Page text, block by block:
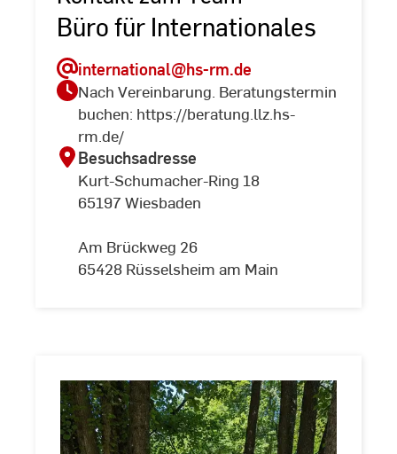
Büro für Internationales
international@hs-rm.de
Nach Vereinbarung. Beratungstermin
buchen: https://beratung.llz.hs-
rm.de/
Besuchsadresse
Kurt-Schumacher-Ring 18
65197 Wiesbaden
Am Brückweg 26
65428 Rüsselsheim am Main